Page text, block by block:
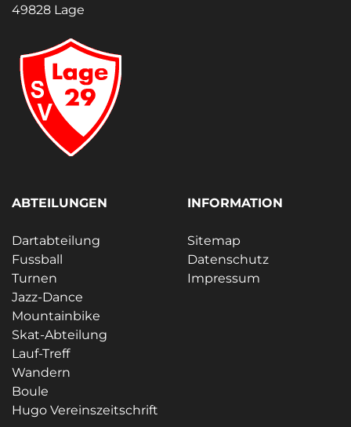
49828 Lage
ABTEILUNGEN
Dartabteilung
Fussball
Turnen
Jazz-Dance
Mountainbike
Skat-Abteilung
Lauf-Treff
Wandern
Boule
Hugo Vereinszeitschrift
INFORMATION
Sitemap
Datenschutz
Impressum